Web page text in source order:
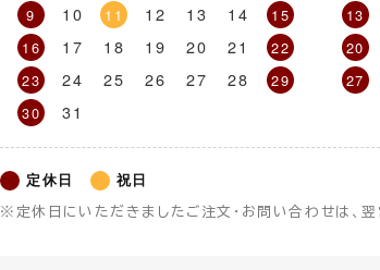
9 10 11 12 13 14
15
16
17 18 19 20 21
22
23
24 25 26 27 28
29
30
31
13
20
27
定休日 祝日
※定休日にいただきましたご注文・お問い合わせは、